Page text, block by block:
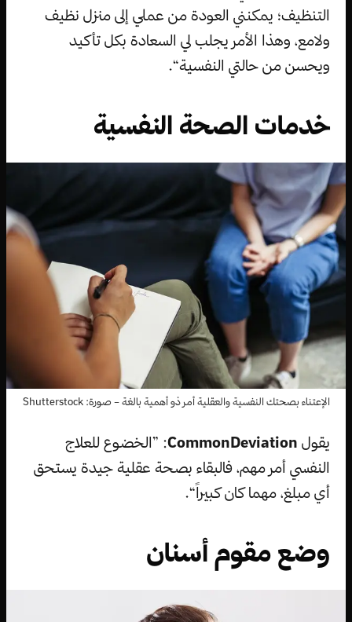
التنظيف؛ يمكنني العودة من عملي إلى منزل نظيف
ولامع، وهذا الأمر يجلب لي السعادة بكل تأكيد
ويحسن من حالتي النفسية“.
خدمات الصحة النفسية
الإعتناء بصحتك النفسية والعقلية أمر ذو أهمية بالغة – صورة: Shutterstock
يقول CommonDeviation: ”الخضوع للعلاج
النفسي أمر مهم، فالبقاء بصحة عقلية جيدة يستحق
أي مبلغ، مهما كان كبيراً“.
وضع مقوم أسنان